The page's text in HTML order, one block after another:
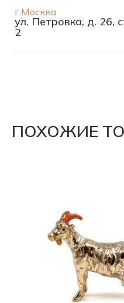
г.Москва
ул. Петровка, д. 26,
2
ПОХОЖИЕ